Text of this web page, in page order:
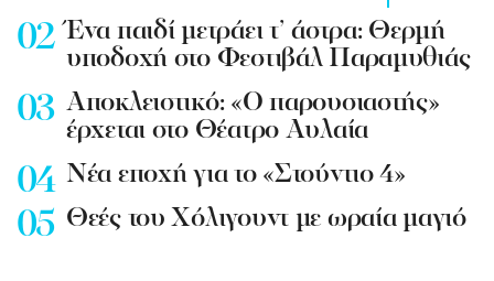
Ένα παιδί μετράει τ’ άστρα: Θερμή
υποδοχή στο Φεστιβάλ Παραμυθιάς
Aποκλειστικό: «Ο παρουσιαστής»
έρχεται στο Θέατρο Αυλαία
Nέα εποχή για το «Στούντιο 4»
Θεές του Χόλιγουντ με ωραία μαγιό